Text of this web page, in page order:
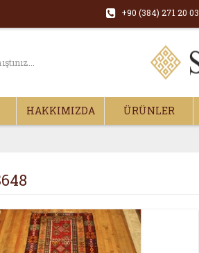
+90 (384) 271 20 03
HAKKIMIZDA ÜRÜNLER